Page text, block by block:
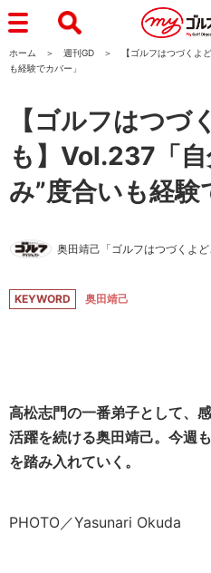
ホーム 週刊GD
【ゴルフはつづくよ
も経験でカバー」
【ゴルフはつづ
も】Vol.237「
み”度合いも経験
奥田靖己「ゴルフはつづくよど
KEYWORD 奥田靖己
高松志門の一番弟子として、
活躍を続ける奥田靖己。今週
を踏み入れていく。
PHOTO／Yasunari Okuda